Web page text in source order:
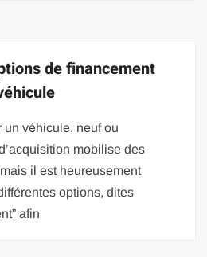
de financement
un véhicule, neuf ou
mobilise des
il est heureusement
options, dites
afin